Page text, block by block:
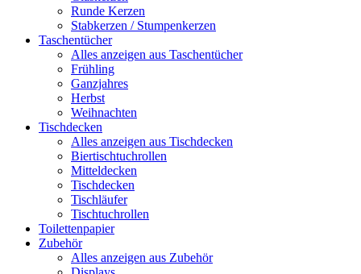
Runde Kerzen
Stabkerzen / Stumpenkerzen
Taschentücher
Alles anzeigen aus Taschentücher
Frühling
Ganzjahres
Herbst
Weihnachten
Tischdecken
Alles anzeigen aus Tischdecken
Biertischtuchrollen
Mitteldecken
Tischdecken
Tischläufer
Tischtuchrollen
Toilettenpapier
Zubehör
Alles anzeigen aus Zubehör